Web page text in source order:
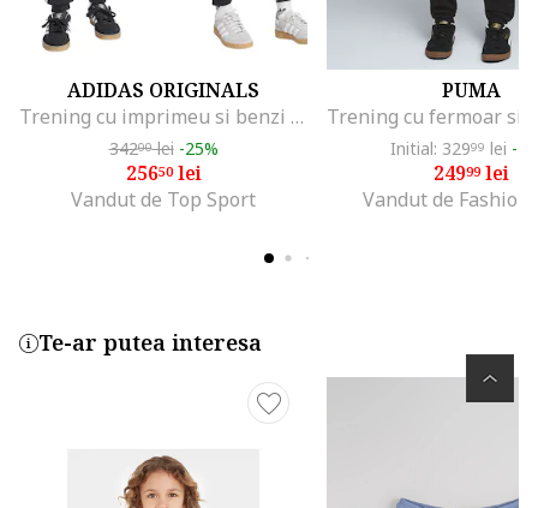
ADIDAS ORIGINALS
Trening cu imprimeu si benzi contrastante Disney, Alb/Coral/Gri antracit
34200lei -25%
25650lei
Vandut de Top Sport
PUMA
Initial: 32999 lei -
24999lei
Vandut de Fashion
Te-ar putea interesa